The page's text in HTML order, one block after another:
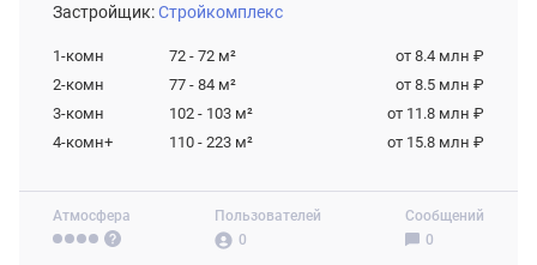
Атмосфера
Пользователей
0
Сообщений
0
Застройщик:Стройкомплекс
1-комн 72 - 72 м²
от 8.4 млн ₽
2-комн
77 - 84 м²
от 8.5 млн ₽
3-комн
102 - 103 м²
от 11.8 млн ₽
4-комн+
110 - 223 м² от 15.8 млн ₽